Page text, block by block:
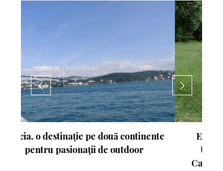
Experimentează turismul activ în
Ungaria. Budapesta va fi gazda